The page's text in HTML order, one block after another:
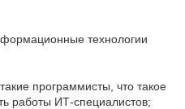
технологии
программисты, что такое
работы ИТ-специалистов;